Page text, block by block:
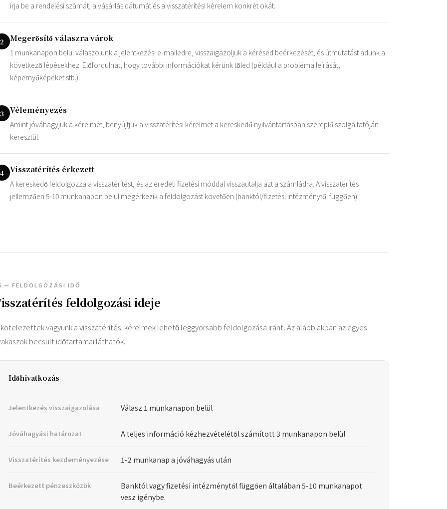
írja be a rendelési számát, a vásárlás dátumát és a visszatérítési kérelem konkrét okát.
2 Megerősítő válaszra várok
1 munkanapon belül válaszolunk a jelentkezési e-mailedre, visszaigazoljuk a kérésed beérkezését, és útmutatást adunk a
következő lépésekhez. Előfordulhat, hogy további információkat kérünk tőled (például a probléma leírását,
képernyőképeket stb.).
3 Véleményezés
Amint jóváhagyjuk a kérelmét, benyújtjuk a visszatérítési kérelmet a kereskedő nyilvántartásban szereplő szolgáltatóján
keresztül.
4 Visszatérítés érkezett
A kereskedő feldolgozza a visszatérítést, és az eredeti fizetési móddal visszautalja azt a számládra. A visszatérítés
jellemzően 5-10 munkanapon belül megérkezik a feldolgozást követően (banktól/fizetési intézménytől függően).
— FELDOLGOZÁSI IDŐ
feldolgozási ideje
vagyunk a visszatérítési kérelmek lehető leggyorsabb feldolgozása iránt. Az alábbiakban az egyes
becsült időtartamai láthatók.
Időhivatkozás
Jelentkezés visszaigazolása Válasz 1 munkanapon belül
Jóváhagyási határozat A teljes információ kézhezvételétől számított 3 munkanapon belül
Visszatérítés kezdeményezése 1-2 munkanap a jóváhagyás után
Beérkezett pénzeszközök
Banktól vagy fizetési intézménytől függően általában 5-10 munkanapot
vesz igénybe.